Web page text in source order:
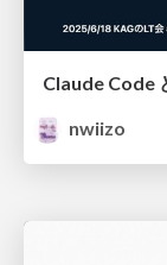
Claude Code
nwiizo